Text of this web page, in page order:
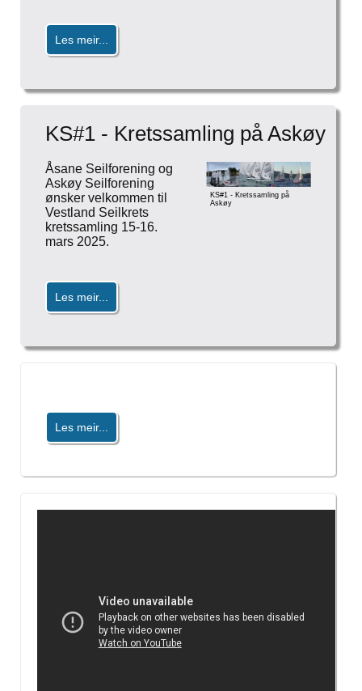
Les meir...
KS#1 - Kretssamling på Askøy
KS#1 - Kretssamling på
Askøy
Åsane Seilforening og
Askøy Seilforening
ønsker velkommen til
Vestland Seilkrets
kretssamling 15-16.
mars 2025.
Les meir...
Les meir...